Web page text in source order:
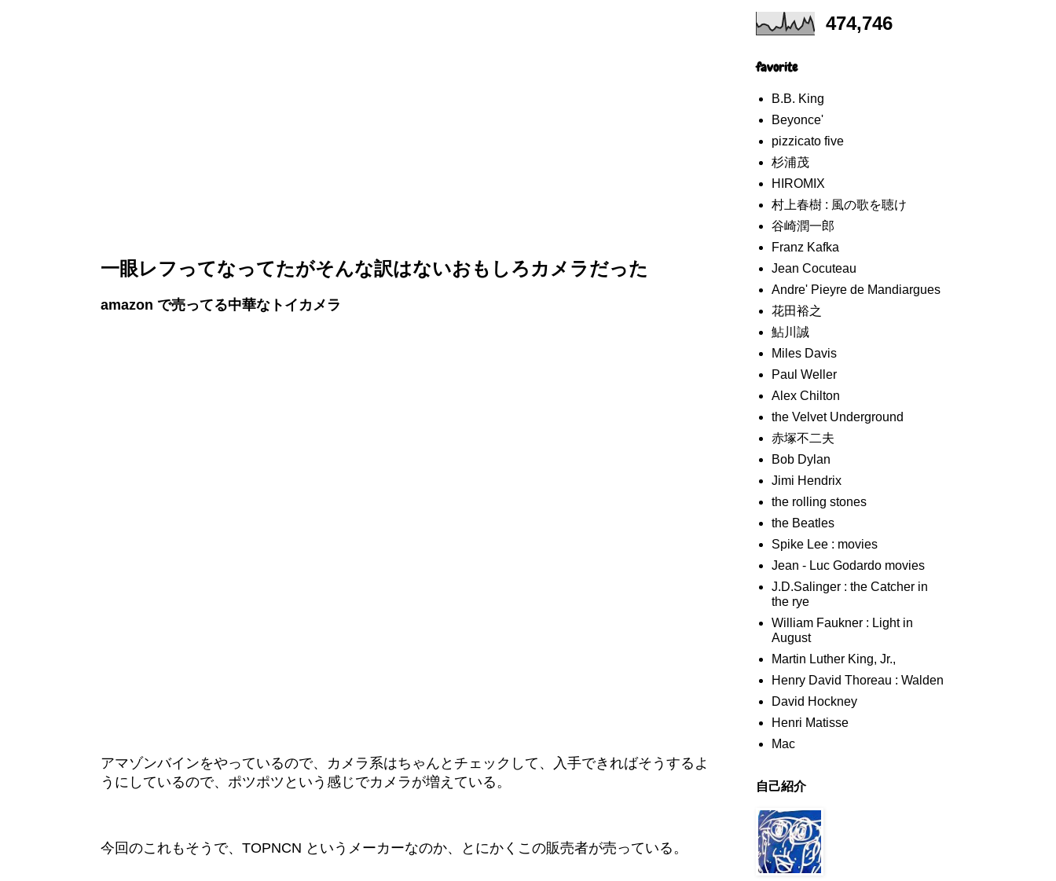
一眼レフってなってたがそんな訳はないおもしろカメラだった
amazon で売ってる中華なトイカメラ
アマゾンバインをやっているので、カメラ系はちゃんとチェックして、入手できればそうするよ
うにしているので、ポツポツという感じでカメラが増えている。
今回のこれもそうで、TOPNCN というメーカーなのか、とにかくこの販売者が売っている。
474,746
favorite
B.B. King
Beyonce'
pizzicato five
杉浦茂
HIROMIX
村上春樹 : 風の歌を聴け
谷崎潤一郎
Franz Kafka
Jean Cocuteau
Andre' Pieyre de Mandiargues
花田裕之
鮎川誠
Miles Davis
Paul Weller
Alex Chilton
the Velvet Underground
赤塚不二夫
Bob Dylan
Jimi Hendrix
the rolling stones
the Beatles
Spike Lee : movies
Jean - Luc Godardo movies
J.D.Salinger : the Catcher in
the rye
William Faukner : Light in
August
Martin Luther King, Jr.,
Henry David Thoreau : Walden
David Hockney
Henri Matisse
Mac
自己紹介